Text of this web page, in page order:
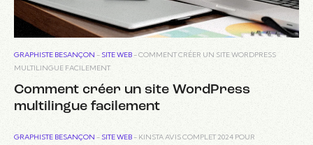
GRAPHISTE BESANÇON - SITE WEB -COMMENT CRÉER UN SITE WORDPRESS
MULTILINGUE FACILEMENT
Comment créer un site WordPress
multilingue facilement
GRAPHISTE BESANÇON - SITE WEB - KINSTA AVIS COMPLET 2024 POUR